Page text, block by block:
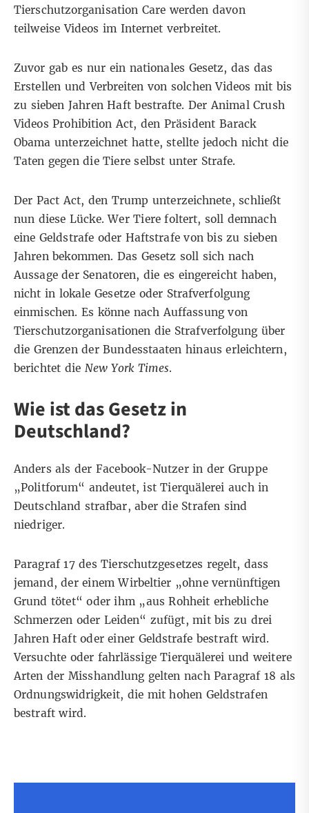
Tierschutzorganisation Care werden davon
teilweise Videos im Internet verbreitet.
Zuvor gab es nur ein nationales Gesetz, das das
Erstellen und Verbreiten von solchen Videos mit bis
zu sieben Jahren Haft bestrafte. DerAnimal Crush
Videos Prohibition Act, den Präsident Barack
Obama unterzeichnet hatte, stellte jedoch nicht die
Taten gegen die Tiere selbst unter Strafe.
Der Pact Act, den Trump unterzeichnete, schließt
nun diese Lücke. Wer Tiere foltert, soll demnach
eine Geldstrafe oder Haftstrafe von bis zu sieben
Jahren bekommen. Das Gesetz soll sichnach
Aussage der Senatoren, die es eingereicht haben,
nicht in lokale Gesetze oder Strafverfolgung
einmischen. Es könne nach Auffassung von
Tierschutzorganisationen die Strafverfolgung über
die Grenzen der Bundesstaaten hinaus erleichtern,
berichtet die New York Times.
Wie ist das Gesetz in
Deutschland?
Anders als der Facebook-Nutzer in der Gruppe
„Politforum“ andeutet, ist Tierquälerei auch in
Deutschland strafbar, aber die Strafen sind
niedriger.
Paragraf 17 desTierschutzgesetzes regelt, dass
jemand, der einem Wirbeltier „ohne vernünftigen
Grund tötet“ oder ihm „aus Rohheit erhebliche
Schmerzen oder Leiden“ zufügt, mit bis zu drei
Jahren Haft oder einer Geldstrafe bestraft wird.
Versuchte oder fahrlässige Tierquälerei und weitere
Arten der Misshandlung gelten nach Paragraf 18 als
Ordnungswidrigkeit, die mit hohen Geldstrafen
bestraft wird.